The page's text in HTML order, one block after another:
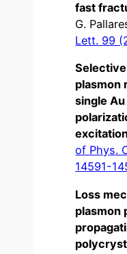
fast
G.
Lett. 99
plasmon
single
of Phys.
14591-
Loss
plasmon